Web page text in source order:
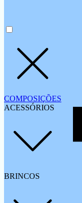
COMPOSIÇÕES
ACESSÓRIOS
BRINCOS